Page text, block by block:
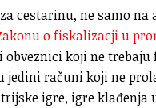
cestarinu, ne samo na
o fiskalizacji u
obveznici koji ne
jedini računi koji ne
igre, igre klađenja